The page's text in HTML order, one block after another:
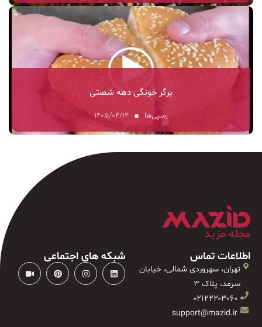
رسپی‌ها ۱۴۰۵/۰۴/۱۴
برگر خونگی دهه شصتی
مجله مزید
اطلاعات تماس
تهران، سهروردی شمالی، خیابان
سرمد، پلاک ۳
۰۲۱۲۲۲۰۳۰۶۰
support@mazid.ir
شبکه های اجتماعی